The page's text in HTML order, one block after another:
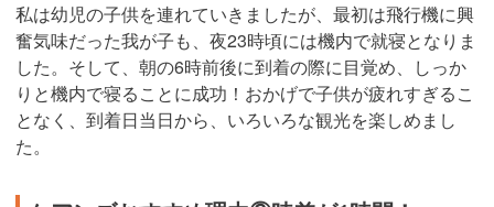
私は幼児の子供を連れていきましたが、最初は飛行機に興
奮気味だった我が子も、夜23時頃には機内で就寝となりま
した。そして、朝の6時前後に到着の際に目覚め、しっか
りと機内で寝ることに成功！おかげで子供が疲れすぎるこ
となく、到着日当日から、いろいろな観光を楽しめまし
た。